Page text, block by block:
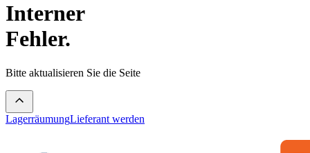
Interner
Fehler.
Bitte aktualisieren Sie die Seite
LagerräumungLieferant werden